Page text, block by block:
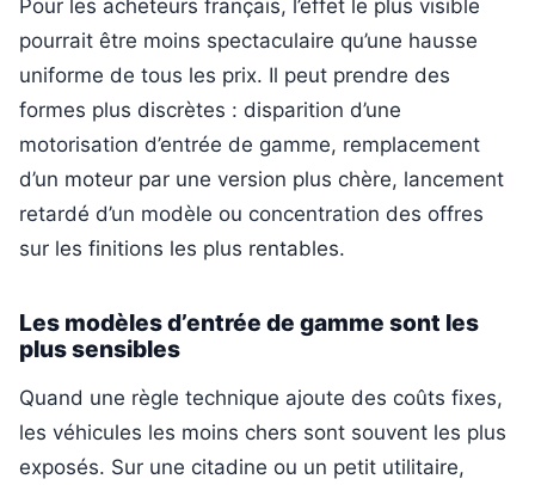
Pour les acheteurs français, l’effet le plus visible
pourrait être moins spectaculaire qu’une hausse
uniforme de tous les prix. Il peut prendre des
formes plus discrètes : disparition d’une
motorisation d’entrée de gamme, remplacement
d’un moteur par une version plus chère, lancement
retardé d’un modèle ou concentration des offres
sur les finitions les plus rentables.
Les modèles d’entrée de gamme sont les
plus sensibles
Quand une règle technique ajoute des coûts fixes,
les véhicules les moins chers sont souvent les plus
exposés. Sur une citadine ou un petit utilitaire,